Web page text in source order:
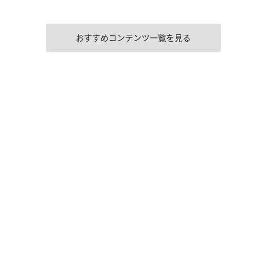
おすすめコンテンツ一覧を見る